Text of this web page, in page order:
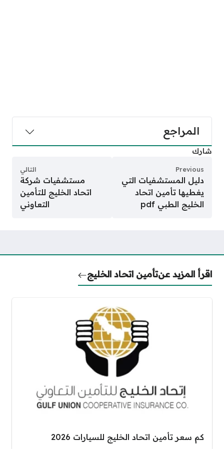
المراجع
شارك
Previous
دليل المستشفيات التي
يغطيها تأمين اتحاد
الخليج الطبي pdf
التالي
مستشفيات شركة
اتحاد الخليج للتأمين
التعاوني
اقرأ المزيد عنتأمين اتحاد الخليج
كم سعر تأمين اتحاد الخليج للسيارات 2026